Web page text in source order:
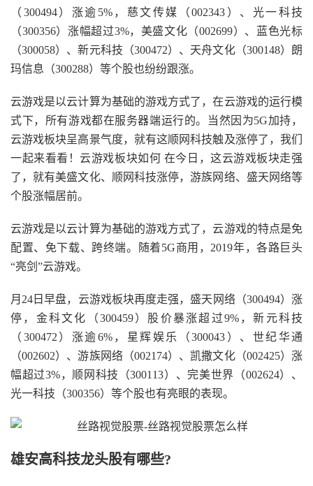
（300494）涨逾5%，慈文传媒（002343）、光一科技
（300356）涨幅超过3%，美盛文化（002699）、蓝色光标
（300058）、新元科技（300472）、天舟文化（300148）朗
玛信息（300288）等个股也纷纷跟涨。
云游戏是以云计算为基础的游戏方式了，在云游戏的运行模
式下，所有游戏都在服务器端运行的。当然因为5G加持，
云游戏板块呈高景气度，就有这顺网科技触及涨停了，我们
一起来看看！云游戏板块如何 在今日，这云游戏板块走强
了，就有美盛文化、顺网科技涨停，游族网络、盛天网络等
个股涨幅居前。
云游戏是以云计算为基础的游戏方式了，云游戏的特点是免
配置、免下载、跨终端。随着5G商用，2019年，各路巨头
“亮剑”云游戏。
月24日早盘，云游戏板块再度走强，盛天网络（300494）涨
停，金科文化（300459）股价暴涨超过9%，新元科技
（300472）涨逾6%，星辉娱乐（300043）、世纪华通
（002602）、游族网络（002174）、凯撒文化（002425）涨
幅超过3%，顺网科技（300113）、完美世界（002624）、
光一科技（300356）等个股也有亮眼的表现。
雄安高科技龙头股有哪些?